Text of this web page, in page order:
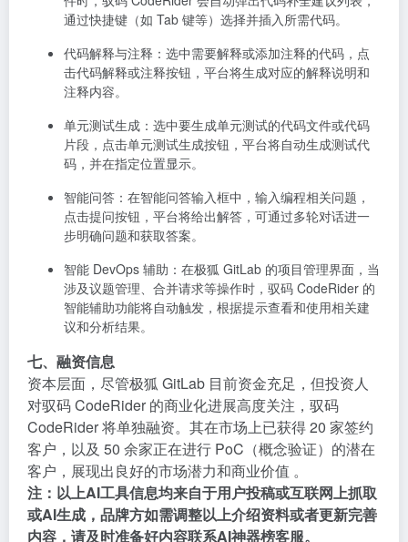
通过快捷键（如 Tab 键等）选择并插入所需代码。
代码解释与注释 ：选中需要解释或添加注释的代码，点
击代码解释或注释按钮，平台将生成对应的解释说明和
注释内容。
单元测试生成 ：选中要生成单元测试的代码文件或代码
片段，点击单元测试生成按钮，平台将自动生成测试代
码，并在指定位置显示。
智能问答 ：在智能问答输入框中，输入编程相关问题，
点击提问按钮，平台将给出解答，可通过多轮对话进一
步明确问题和获取答案。
智能 DevOps 辅助 ：在极狐 GitLab 的项目管理界面，当
涉及议题管理、合并请求等操作时，驭码 CodeRider 的
智能辅助功能将自动触发，根据提示查看和使用相关建
议和分析结果。
七、融资信息
资本层面，尽管极狐 GitLab 目前资金充足，但投资人
对驭码 CodeRider 的商业化进展高度关注，驭码
CodeRider 将单独融资。其在市场上已获得 20 家签约
客户，以及 50 余家正在进行 PoC（概念验证）的潜在
客户，展现出良好的市场潜力和商业价值 。
注：以上AI工具信息均来自于用户投稿或互联网上抓取
或AI生成，品牌方如需调整以上介绍资料或者更新完善
内容，请及时准备好内容联系AI神器榜客服。